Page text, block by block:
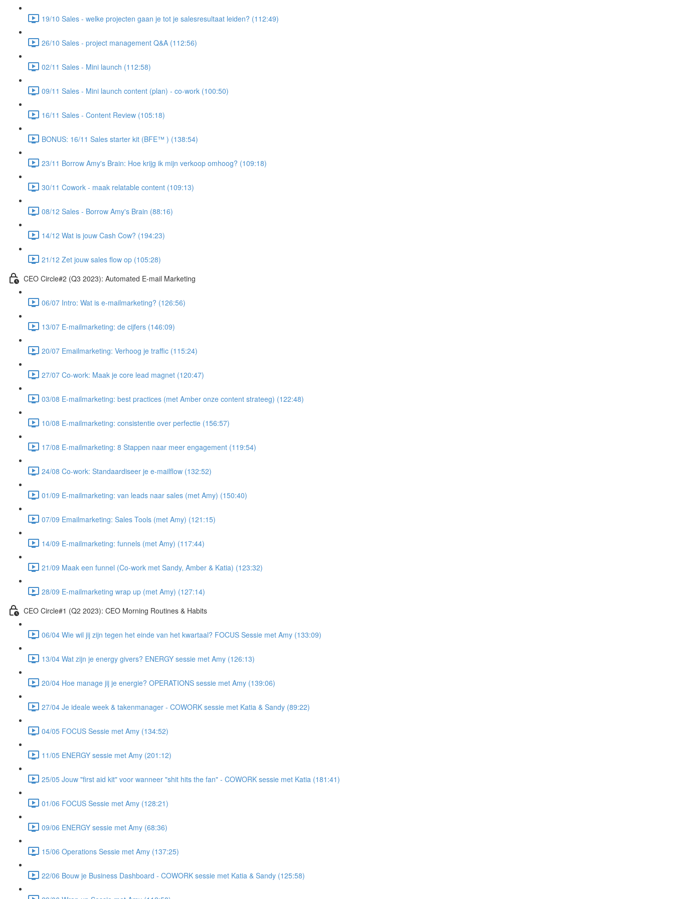
19/10 Sales - welke projecten gaan je tot je salesresultaat leiden? (112:49)
26/10 Sales - project management Q&A (112:56)
02/11 Sales - Mini launch (112:58)
09/11 Sales - Mini launch content (plan) - co-work (100:50)
16/11 Sales - Content Review (105:18)
BONUS: 16/11 Sales starter kit (BFE™ ) (138:54)
23/11 Borrow Amy's Brain: Hoe krijg ik mijn verkoop omhoog? (109:18)
30/11 Cowork - maak relatable content (109:13)
08/12 Sales - Borrow Amy's Brain (88:16)
14/12 Wat is jouw Cash Cow? (194:23)
21/12 Zet jouw sales flow op (105:28)
CEO Circle#2 (Q3 2023): Automated E-mail Marketing
06/07 Intro: Wat is e-mailmarketing? (126:56)
13/07 E-mailmarketing: de cijfers (146:09)
20/07 Emailmarketing: Verhoog je traffic (115:24)
27/07 Co-work: Maak je core lead magnet (120:47)
03/08 E-mailmarketing: best practices (met Amber onze content strateeg) (122:48)
10/08 E-mailmarketing: consistentie over perfectie (156:57)
17/08 E-mailmarketing: 8 Stappen naar meer engagement (119:54)
24/08 Co-work: Standaardiseer je e-mailflow (132:52)
01/09 E-mailmarketing: van leads naar sales (met Amy) (150:40)
07/09 Emailmarketing: Sales Tools (met Amy) (121:15)
14/09 E-mailmarketing: funnels (met Amy) (117:44)
21/09 Maak een funnel (Co-work met Sandy, Amber & Katia) (123:32)
28/09 E-mailmarketing wrap up (met Amy) (127:14)
CEO Circle#1 (Q2 2023): CEO Morning Routines & Habits
06/04 Wie wil jij zijn tegen het einde van het kwartaal? FOCUS Sessie met Amy (133:09)
13/04 Wat zijn je energy givers? ENERGY sessie met Amy (126:13)
20/04 Hoe manage jij je energie? OPERATIONS sessie met Amy (139:06)
27/04 Je ideale week & takenmanager - COWORK sessie met Katia & Sandy (89:22)
04/05 FOCUS Sessie met Amy (134:52)
11/05 ENERGY sessie met Amy (201:12)
25/05 Jouw "first aid kit" voor wanneer "shit hits the fan" - COWORK sessie met Katia (181:41)
01/06 FOCUS Sessie met Amy (128:21)
09/06 ENERGY sessie met Amy (68:36)
15/06 Operations Sessie met Amy (137:25)
22/06 Bouw je Business Dashboard - COWORK sessie met Katia & Sandy (125:58)